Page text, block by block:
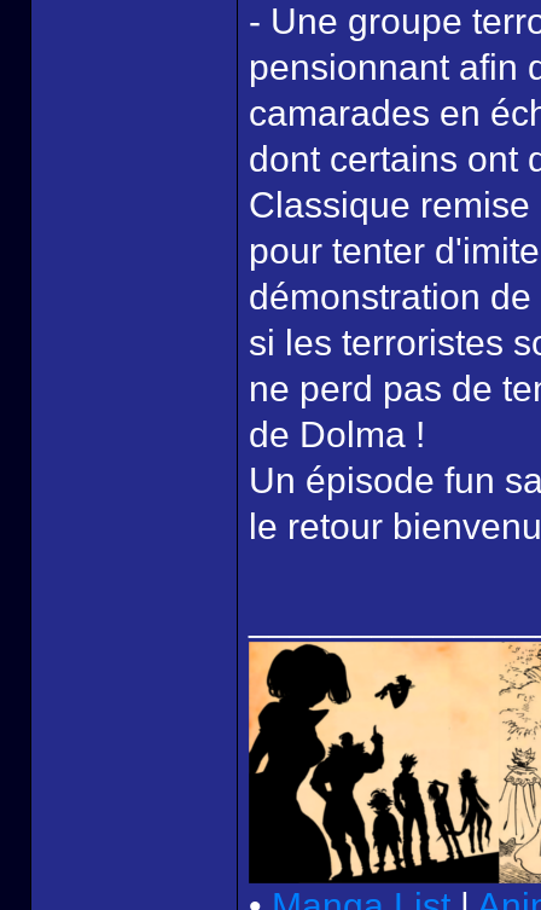
- Une groupe
pensionnant afin
camarades en
dont certains ont
Classique
pour tenter
démonstration
si les terroristes
ne perd pas de
de Dolma !
Un épisode fun
le retour